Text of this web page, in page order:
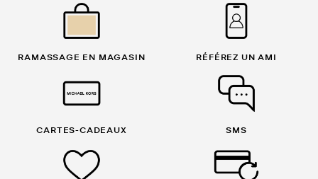
RAMASSAGE EN MAGASIN RÉFÉREZ UN AMI
CARTES-CADEAUX SMS